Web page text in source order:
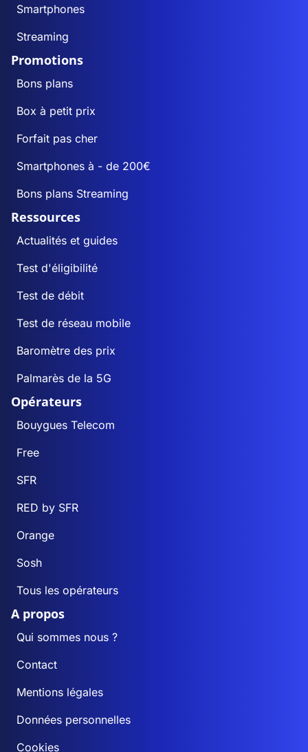
Smartphones
Streaming
Promotions
Bons plans
Box à petit prix
Forfait pas cher
Smartphones à - de 200€
Bons plans Streaming
Ressources
Actualités et guides
Test d'éligibilité
Test de débit
Test de réseau mobile
Baromètre des prix
Palmarès de la 5G
Opérateurs
Bouygues Telecom
Free
SFR
RED by SFR
Orange
Sosh
Tous les opérateurs
A propos
Qui sommes nous ?
Contact
Mentions légales
Données personnelles
Cookies